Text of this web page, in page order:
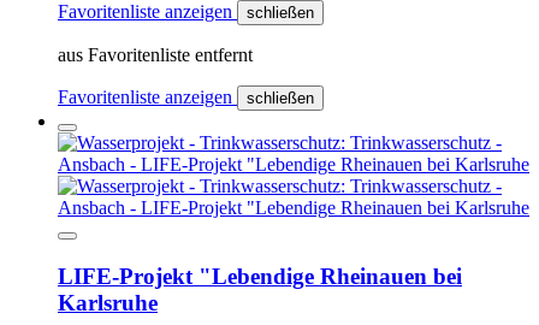
Favoritenliste anzeigen schließen
aus Favoritenliste entfernt
Favoritenliste anzeigen schließen
LIFE-Projekt "Lebendige Rheinauen bei
Karlsruhe